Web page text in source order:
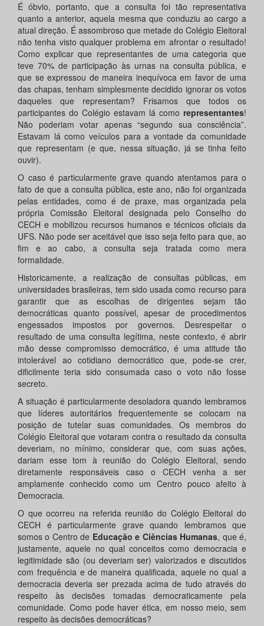
É óbvio, portanto, que a consulta foi tão representativa
quanto a anterior, aquela mesma que conduziu ao cargo a
atual direção. É assombroso que metade do Colégio Eleitoral
não tenha visto qualquer problema em afrontar o resultado!
Como explicar que representantes de uma categoria que
teve 70% de participação às urnas na consulta pública, e
que se expressou de maneira inequívoca em favor de uma
das chapas, tenham simplesmente decidido ignorar os votos
daqueles que representam? Frisamos que todos os
participantes do Colégio estavam lá como representantes!
Não poderiam votar apenas “segundo sua consciência”.
Estavam lá como veículos para a vontade da comunidade
que representam (e que, nessa situação, já se tinha feito
ouvir).
O caso é particularmente grave quando atentamos para o
fato de que a consulta pública, este ano, não foi organizada
pelas entidades, como é de praxe, mas organizada pela
própria Comissão Eleitoral designada pelo Conselho do
CECH e mobilizou recursos humanos e técnicos oficiais da
UFS. Não pode ser aceitável que isso seja feito para que, ao
fim e ao cabo, a consulta seja tratada como mera
formalidade.
Historicamente, a realização de consultas públicas, em
universidades brasileiras, tem sido usada como recurso para
garantir que as escolhas de dirigentes sejam tão
democráticas quanto possível, apesar de procedimentos
engessados impostos por governos. Desrespeitar o
resultado de uma consulta legítima, neste contexto, é abrir
mão desse compromisso democrático, é uma atitude tão
intolerável ao cotidiano democrático que, pode-se crer,
dificilmente teria sido consumada caso o voto não fosse
secreto.
A situação é particularmente desoladora quando lembramos
que líderes autoritários frequentemente se colocam na
posição de tutelar suas comunidades. Os membros do
Colégio Eleitoral que votaram contra o resultado da consulta
deveriam, no mínimo, considerar que, com suas ações,
dariam esse tom à reunião do Colégio Eleitoral, sendo
diretamente responsáveis caso o CECH venha a ser
amplamente conhecido como um Centro pouco afeito à
Democracia.
O que ocorreu na referida reunião do Colégio Eleitoral do
CECH é particularmente grave quando lembramos que
somos o Centro de Educação e Ciências Humanas, que é,
justamente, aquele no qual conceitos como democracia e
legitimidade são (ou deveriam ser) valorizados e discutidos
com frequência e de maneira qualificada, aquele no qual a
democracia deveria ser prezada acima de tudo através do
respeito às decisões tomadas democraticamente pela
comunidade. Como pode haver ética, em nosso meio, sem
respeito às decisões democráticas?